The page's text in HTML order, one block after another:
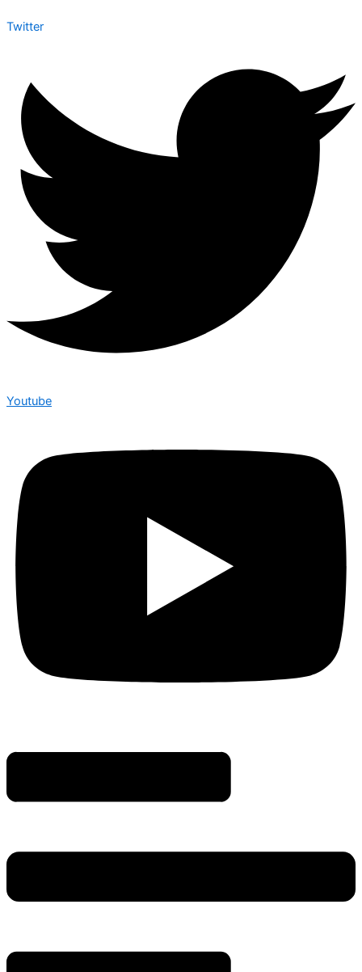
Twitter
Youtube